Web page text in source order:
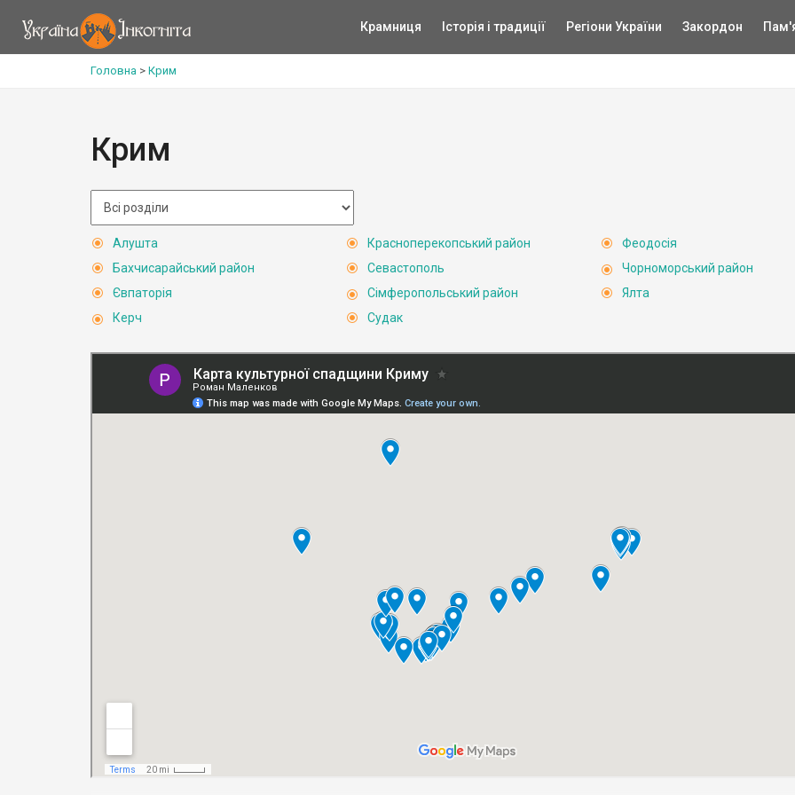
Крамниця Історія і традиції Регіони України Закордон
Головна > Крим
Крим
Алушта
Бахчисарайський район
Євпаторія
Керч
Красноперекопський район
Севастополь
Сімферопольський район
Судак
Феодосія
Чорноморський район
Ялта